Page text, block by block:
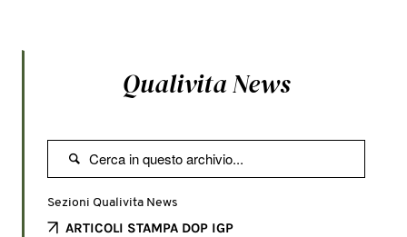
Qualivita News

Sezioni Qualivita News
ARTICOLI STAMPA DOP IGP